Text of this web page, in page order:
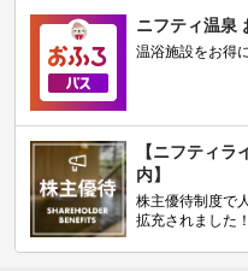
ニフティ温泉
温浴施設をお得
【ニフティ
内】
株主優待制度で
拡充されました！